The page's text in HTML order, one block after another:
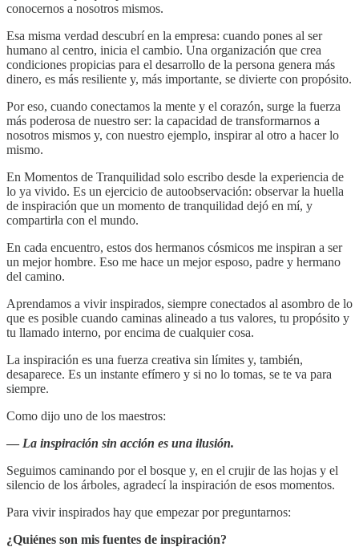
conocernos a nosotros mismos.
Esa misma verdad descubrí en la empresa: cuando pones al ser
humano al centro, inicia el cambio. Una organización que crea
condiciones propicias para el desarrollo de la persona genera más
dinero, es más resiliente y, más importante, se divierte con propósito.
Por eso, cuando conectamos la mente y el corazón, surge la fuerza
más poderosa de nuestro ser: la capacidad de transformarnos a
nosotros mismos y, con nuestro ejemplo, inspirar al otro a hacer lo
mismo.
En Momentos de Tranquilidad solo escribo desde la experiencia de
lo ya vivido. Es un ejercicio de autoobservación: observar la huella
de inspiración que un momento de tranquilidad dejó en mí, y
compartirla con el mundo.
En cada encuentro, estos dos hermanos cósmicos me inspiran a ser
un mejor hombre. Eso me hace un mejor esposo, padre y hermano
del camino.
Aprendamos a vivir inspirados, siempre conectados al asombro de lo
que es posible cuando caminas alineado a tus valores, tu propósito y
tu llamado interno, por encima de cualquier cosa.
La inspiración es una fuerza creativa sin límites y, también,
desaparece. Es un instante efímero y si no lo tomas, se te va para
siempre.
Como dijo uno de los maestros:
— La inspiración sin acción es una ilusión.
Seguimos caminando por el bosque y, en el crujir de las hojas y el
silencio de los árboles, agradecí la inspiración de esos momentos.
Para vivir inspirados hay que empezar por preguntarnos:
¿Quiénes son mis fuentes de inspiración?